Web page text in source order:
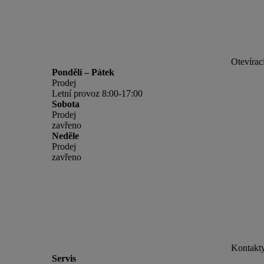
Pondělí – Pátek
Prodej
Letní provoz 8:00-17:00
Sobota
Prodej
zavřeno
Neděle
Prodej
zavřeno
Servis